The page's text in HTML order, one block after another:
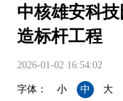
中核雄安科
造标杆工程
2026-01-02 16:54:02
字体： 小 中 大